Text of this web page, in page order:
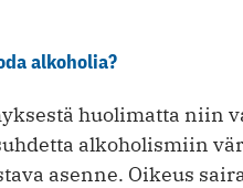
alkoholia?
huolimatta niin
alkoholismiin
asenne. Oikeus